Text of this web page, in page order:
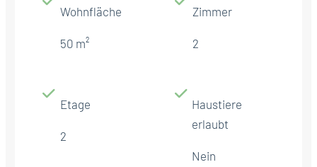
Wohnfläche
50 m²
Zimmer
2
Etage
2
Haustiere
erlaubt
Nein